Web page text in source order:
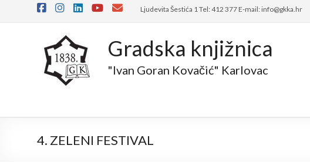
Ljudevita Šestića 1 Tel: 412 377 E-mail: info@gkka.hr
Gradska knjižnica
"Ivan Goran Kovačić" Karlovac
4. ZELENI FESTIVAL